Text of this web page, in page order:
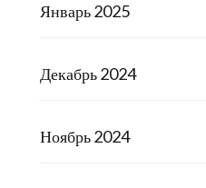
Январь 2025
Декабрь 2024
Ноябрь 2024